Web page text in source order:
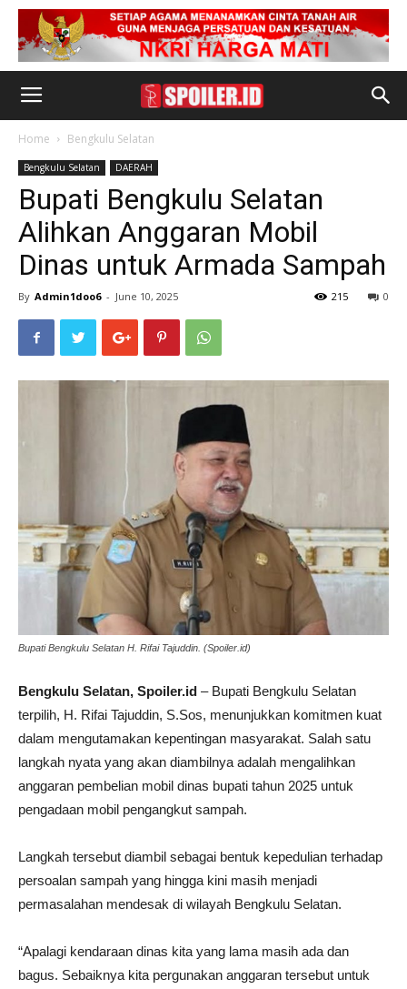
Home Bengkulu Selatan
Bengkulu Selatan DAERAH
Bupati Bengkulu Selatan
Alihkan Anggaran Mobil
Dinas untuk Armada Sampah
By Admin1doo6 - June 10, 2025 0
215
Bupati Bengkulu Selatan H. Rifai Tajuddin. (Spoiler.id)
Bengkulu Selatan, Spoiler.id – Bupati Bengkulu Selatan
terpilih, H. Rifai Tajuddin, S.Sos, menunjukkan komitmen kuat
dalam mengutamakan kepentingan masyarakat. Salah satu
langkah nyata yang akan diambilnya adalah mengalihkan
anggaran pembelian mobil dinas bupati tahun 2025 untuk
pengadaan mobil pengangkut sampah.
Langkah tersebut diambil sebagai bentuk kepedulian terhadap
persoalan sampah yang hingga kini masih menjadi
permasalahan mendesak di wilayah Bengkulu Selatan.
“Apalagi kendaraan dinas kita yang lama masih ada dan
bagus. Sebaiknya kita pergunakan anggaran tersebut untuk